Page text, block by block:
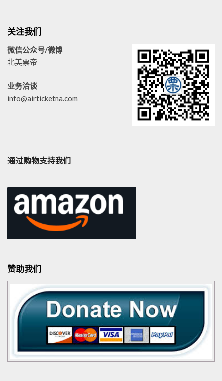
关注我们
微信公众号/微博
北美票帝
业务洽谈
info@airticketna.com
通过购物支持我们
赞助我们